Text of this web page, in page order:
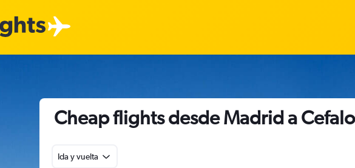
Cheap flights desde Madrid a
Ida y vuelta